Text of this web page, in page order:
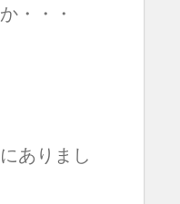
・・・
ありまし